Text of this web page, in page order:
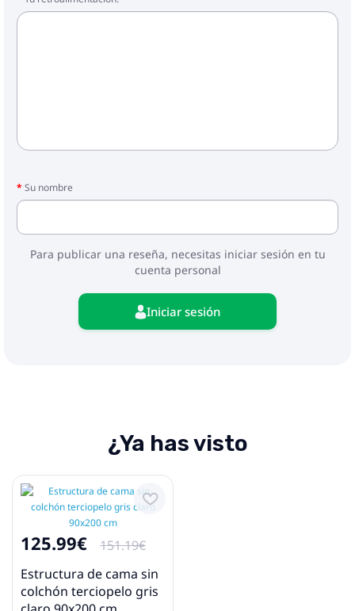
Su nombre
Para publicar una reseña, necesitas iniciar sesión en tu
cuenta personal
Iniciar sesión
¿Ya has visto
125.99€
151.19€
Estructura de cama sin
colchón terciopelo gris